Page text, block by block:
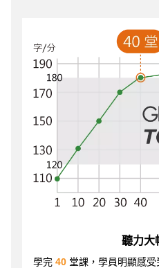
聽力大
學完 40 堂課，學員明顯感